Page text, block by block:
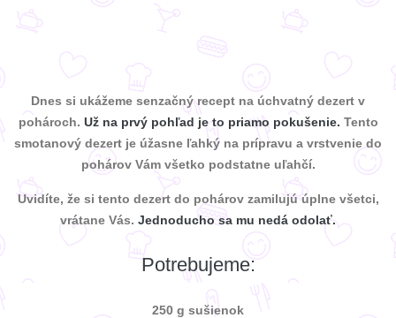
Dnes si ukážeme senzačný recept na úchvatný dezert v
pohároch. Už na prvý pohľad je to priamo pokušenie. Tento
smotanový dezert je úžasne ľahký na prípravu a vrstvenie do
pohárov Vám všetko podstatne uľahčí.
Uvidíte, že si tento dezert do pohárov zamilujú úplne všetci,
vrátane Vás. Jednoducho sa mu nedá odolať.
Potrebujeme:
250 g sušienok